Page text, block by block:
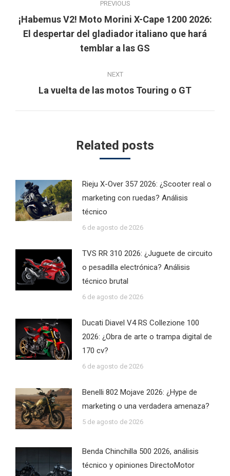
navigation
PREVIOUS
Previous
post:
¡Habemus V2! Moto Morini X-Cape 1200 2026:
El despertar del gladiador italiano que hará
temblar a las GS
NEXT
Next
La vuelta de las motos Touring o GT
Related posts
Rieju X-Over 357 2026: ¿Scooter real o
marketing con ruedas? Análisis
técnico
6 de agosto de 2026
TVS RR 310 2026: ¿Juguete de circuito
o pesadilla electrónica? Análisis
técnico brutal
6 de agosto de 2026
Ducati Diavel V4 RS Collezione 100
2026: ¿Obra de arte o trampa digital de
170 cv?
6 de agosto de 2026
Benelli 802 Mojave 2026: ¿Hype de
marketing o una verdadera amenaza?
5 de agosto de 2026
Benda Chinchilla 500 2026, análisis
técnico y opiniones DirectoMotor